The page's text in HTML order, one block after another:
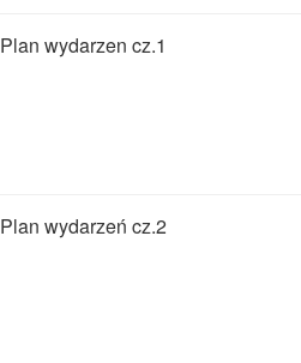
Plan wydarzen cz.1
Plan wydarzeń cz.2